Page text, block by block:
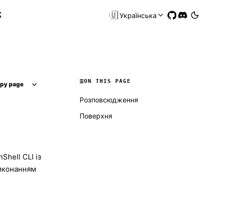
🇺🇦Українська
page
CLI із
ON THIS PAGE
Розповсюдження
Поверхня